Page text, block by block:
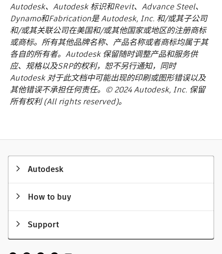
Autodesk、Autodesk 标识和Revit、Advance Steel、
Dynamo和Fabrication是 Autodesk, Inc. 和/或其子公司
和/或其关联公司在美国和/或其他国家或地区的注册商标
或商标。所有其他品牌名称、产品名称或者商标均属于其
各自的所有者。Autodesk 保留随时调整产品和服务供
应、规格以及SRP的权利，恕不另行通知，同时
Autodesk 对于此文档中可能出现的印刷或图形错误以及
其他错误不承担任何责任。© 2024 Autodesk, Inc. 保留
所有权利 (All rights reserved)。
Autodesk
How to buy
Support